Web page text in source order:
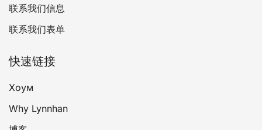
联系我们信息
联系我们表单
快速链接
Хоум
Why Lynnhan